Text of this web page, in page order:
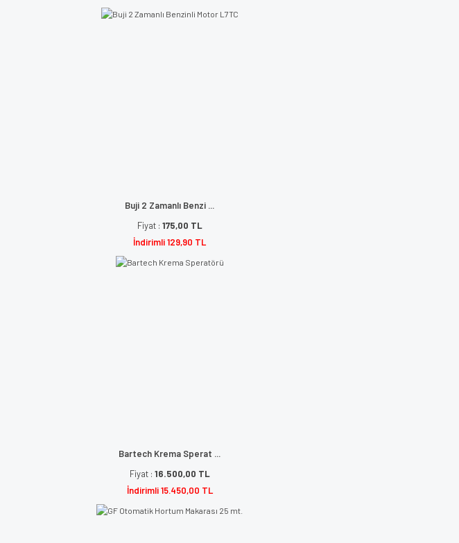
Buji 2 Zamanlı Benzi ...
Fiyat : 175,00 TL
İndirimli 129,90 TL
Bartech Krema Sperat ...
Fiyat : 16.500,00 TL
İndirimli 15.450,00 TL